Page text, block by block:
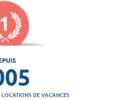
DE VACANCES